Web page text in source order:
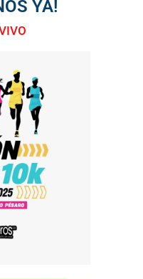
YA!